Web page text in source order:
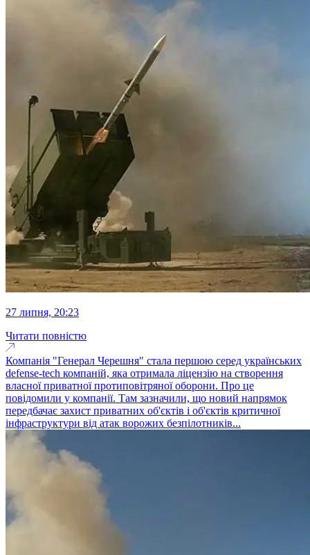
27 липня, 20:23
Читати повністю
Компанія "Генерал Черешня" стала першою серед українських
defense-tech компаній, яка отримала ліцензію на створення
власної приватної протиповітряної оборони. Про це
повідомили у компанії. Там зазначили, що новий напрямок
передбачає захист приватних об'єктів і об'єктів критичної
інфраструктури від атак ворожих безпілотників...